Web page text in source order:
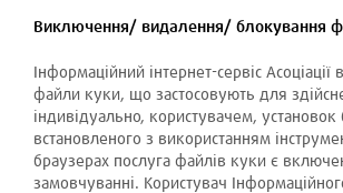
Виключення/ видалення/ блокування
Інформаційний інтернет-сервіс Асоціації
файли куки, що застосовують для
індивідуально, користувачем, установок
встановленого з використанням
браузерах послуга файлів куки є
замовчуванні. Користувач